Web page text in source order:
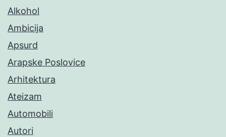
Alkohol
Ambicija
Apsurd
Arapske Poslovice
Arhitektura
Ateizam
Automobili
Autori